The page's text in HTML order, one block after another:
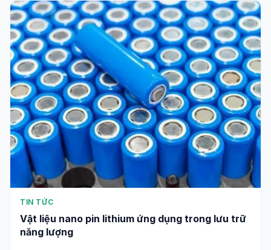
TIN TỨC
Vật liệu nano pin lithium ứng dụng trong lưu trữ
năng lượng